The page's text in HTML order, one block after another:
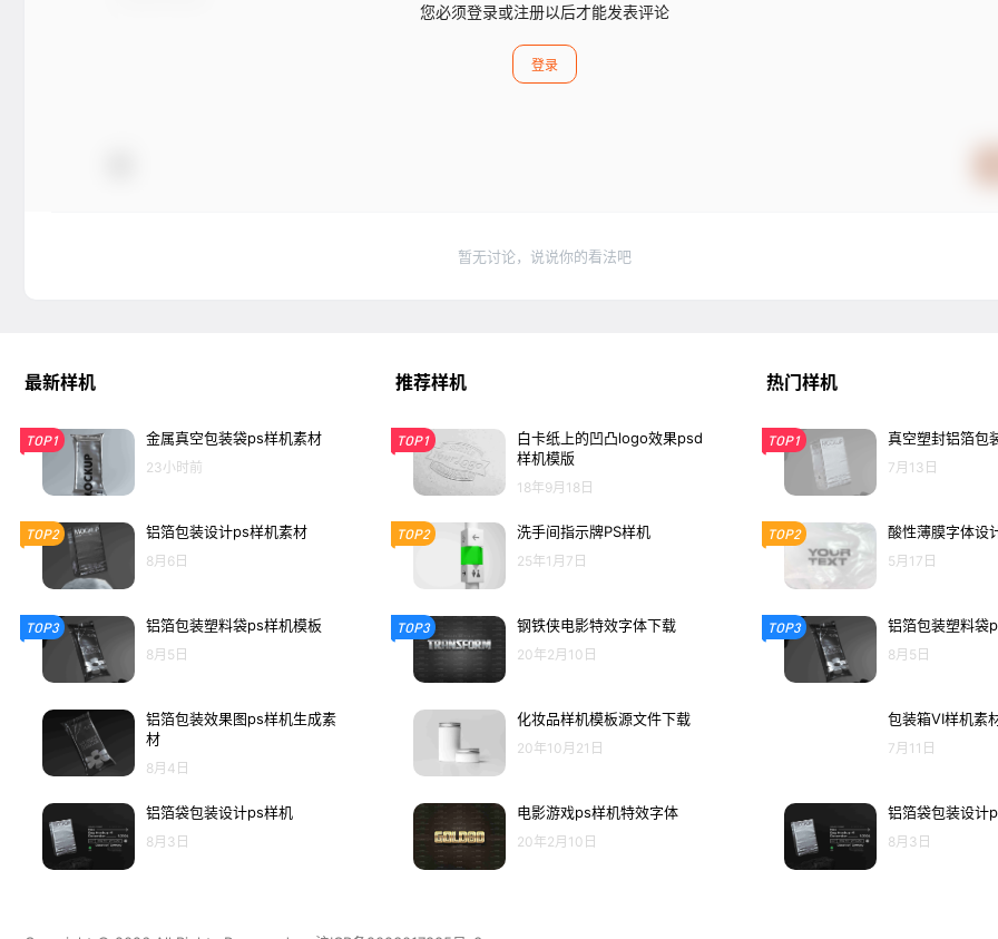
您必须登录或注册以后才能发表评论
登录
暂无讨论，说说你的看法吧
最新样机
TOP1 金属真空包装袋ps样机素材
23小时前
TOP2 铝箔包装设计ps样机素材
8月6日
TOP3 铝箔包装塑料袋ps样机模板
8月5日
铝箔包装效果图ps样机生成素
材
8月4日
铝箔袋包装设计ps样机
8月3日
推荐样机
TOP1
白卡纸上的凹凸logo效果psd
样机模版
18年9月18日
TOP2 洗手间指示牌PS样机
25年1月7日
TOP3 钢铁侠电影特效字体下载
20年2月10日
化妆品样机模板源文件下载
20年10月21日
电影游戏ps样机特效字体
20年2月10日
热门样机
TOP1 真空塑封铝箔包
7月13日
TOP2 酸性薄膜字体设
5月17日
TOP3 铝箔包装塑料袋
8月5日
包装箱VI样机素
7月11日
铝箔袋包装设计
8月3日